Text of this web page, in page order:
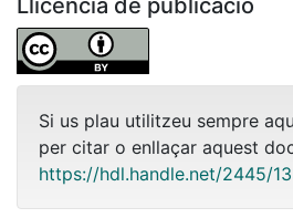
Si us plau utilitzeu sempre
per citar o enllaçar aquest
https://hdl.handle.net/2445/